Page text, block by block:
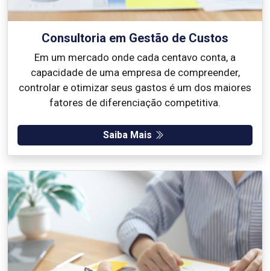
Consultoria em Gestão de Custos
Em um mercado onde cada centavo conta, a
capacidade de uma empresa de compreender,
controlar e otimizar seus gastos é um dos maiores
fatores de diferenciação competitiva.
Saiba Mais